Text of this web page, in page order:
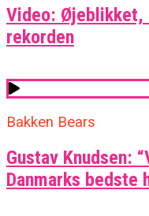
Video: Øjeblikket,
rekorden
Bakken Bears
Gustav Knudsen:
Danmarks bedste